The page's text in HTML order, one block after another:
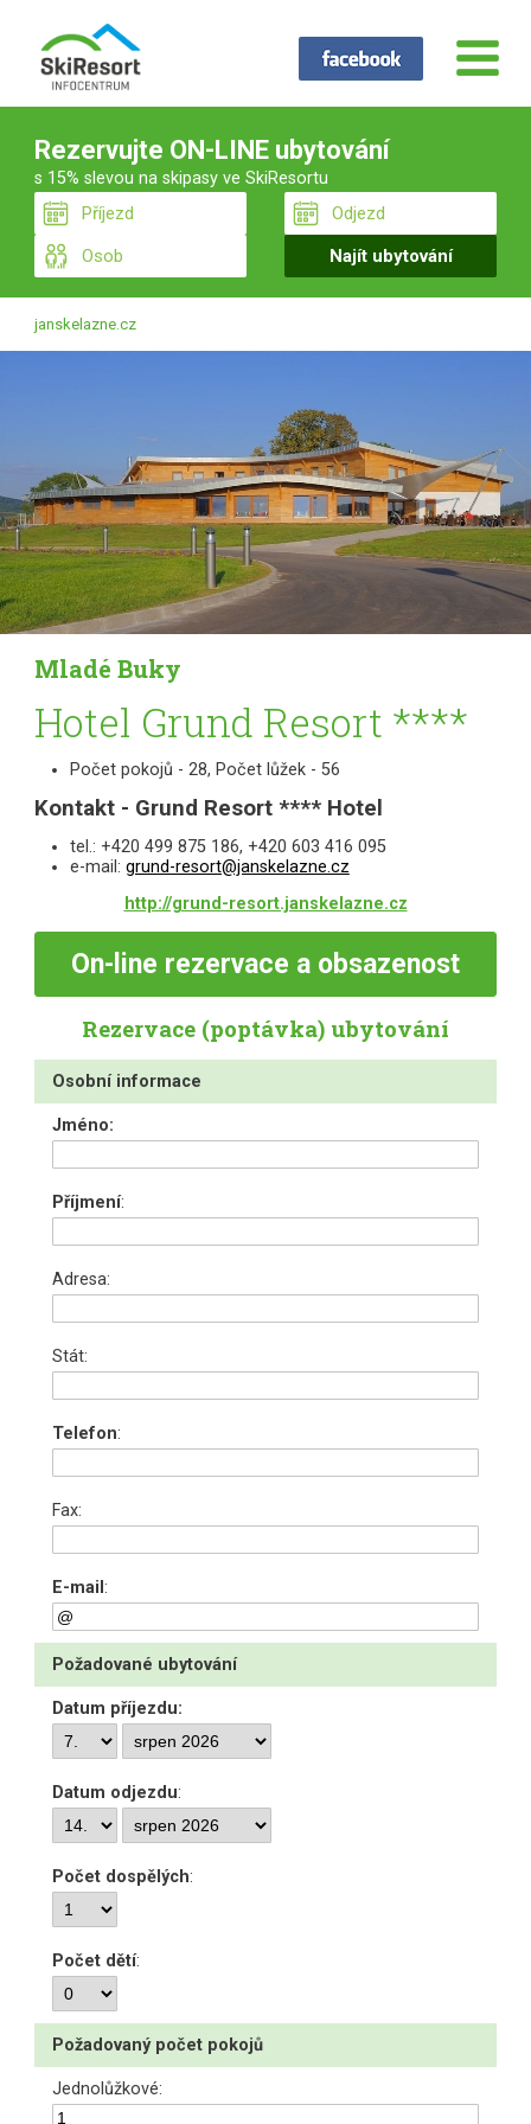
Rezervujte ON-LINE ubytování
s 15% slevou na skipasy ve SkiResortu
janskelazne.cz
Mladé Buky
Hotel Grund Resort ****
Počet pokojů - 28, Počet lůžek - 56
Kontakt - Grund Resort **** Hotel
tel.: +420 499 875 186, +420 603 416 095
e-mail: grund-resort@janskelazne.cz
http://grund-resort.janskelazne.cz
On-line rezervace a obsazenost
Rezervace (poptávka) ubytování
Osobní informace
Jméno:
Příjmení:
Adresa:
Stát:
Telefon:
Fax:
E-mail :
Požadované ubytování
Datum příjezdu:
Datum odjezdu:
Počet dospělých:
Počet dětí:
Požadovaný počet pokojů
Jednolůžkové: